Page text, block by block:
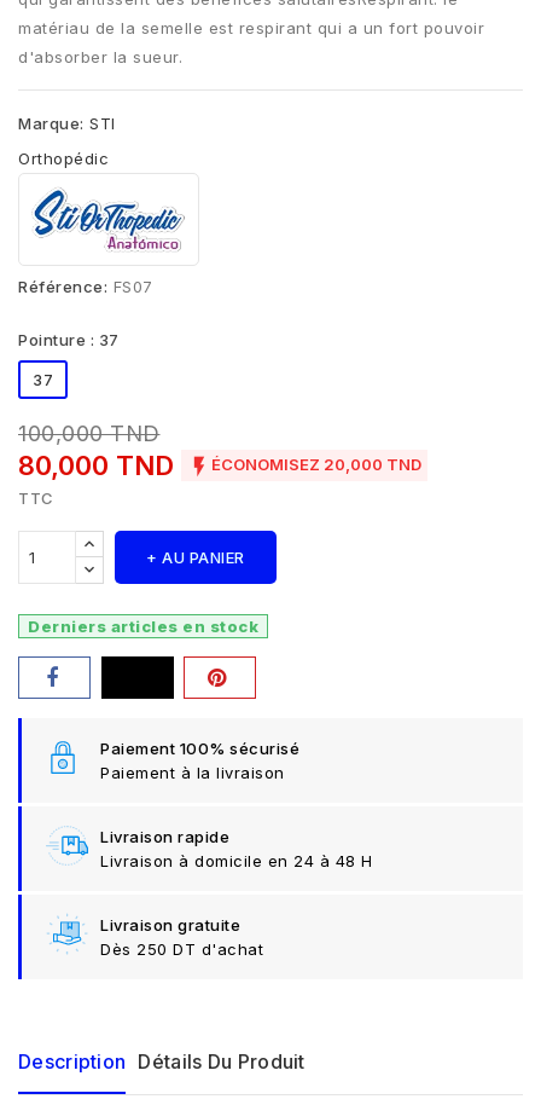
matériau de la semelle est respirant qui a un fort pouvoir
d'absorber la sueur.
Marque: STI
Orthopédic
Référence: FS07
Pointure : 37
37
100,000 TND
80,000 TND  ÉCONOMISEZ 20,000 TND
TTC
+ AU PANIER
Derniers articles en stock
Paiement 100% sécurisé
Paiement à la livraison
Livraison rapide
Livraison à domicile en 24 à 48 H
Livraison gratuite
Dès 250 DT d'achat
Description Détails Du Produit